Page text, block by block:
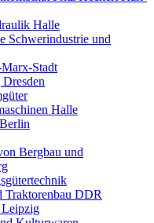
Halle
Schwerindustrie und
Stadt
Halle
Bergbau und
DDR